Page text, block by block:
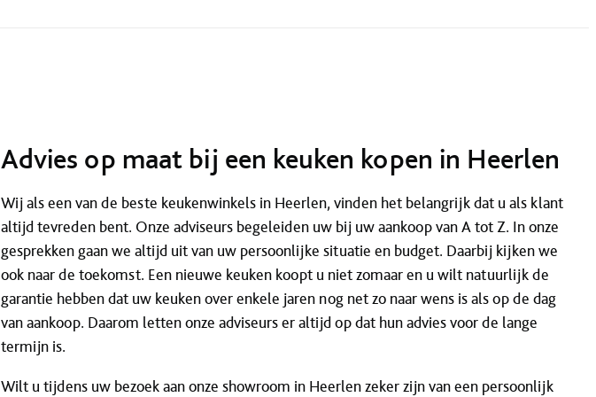
Advies op maat bij een keuken kopen in Heerlen
Wij als een van de beste keukenwinkels in Heerlen, vinden het belangrijk dat u als klant
altijd tevreden bent. Onze adviseurs begeleiden uw bij uw aankoop van A tot Z. In onze
gesprekken gaan we altijd uit van uw persoonlijke situatie en budget. Daarbij kijken we
ook naar de toekomst. Een nieuwe keuken koopt u niet zomaar en u wilt natuurlijk de
garantie hebben dat uw keuken over enkele jaren nog net zo naar wens is als op de dag
van aankoop. Daarom letten onze adviseurs er altijd op dat hun advies voor de lange
termijn is.
Wilt u tijdens uw bezoek aan onze showroom in Heerlen zeker zijn van een persoonlijk